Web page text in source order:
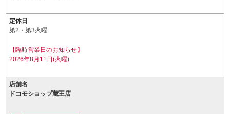
定休日
第2・第3火曜
【臨時営業日のお知らせ】
2026年8月11日(火曜)
店舗名
ドコモショップ蔵王店